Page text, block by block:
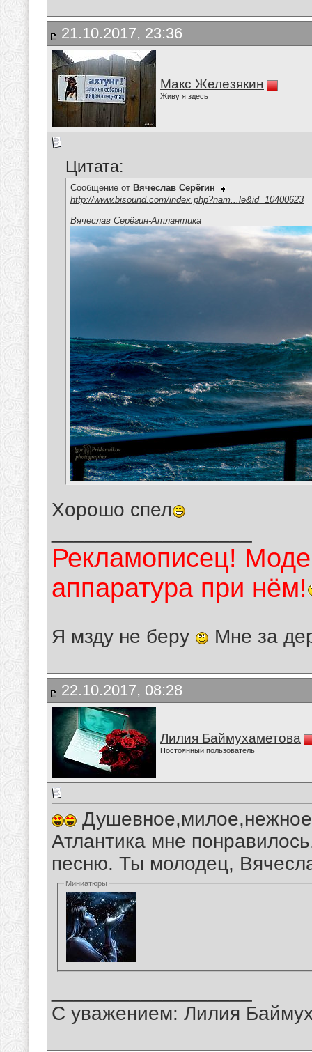
21.10.2017, 23:36
Макс Железякин
Живу я здесь
Цитата:
Сообщение от Вячеслав Серёгин
http://www.bisound.com/index.php?nam...le&id=10400623
Вячеслав Серёгин-Атлантика
Хорошо спел
Рекламописец!
аппаратура при нём!
Я мзду не беру Мне за
22.10.2017, 08:28
Лилия Баймухаметова
Постоянный пользователь
Атлантика мне
песню. Ты молодец,
Миниатюры
С уважением: Лилия